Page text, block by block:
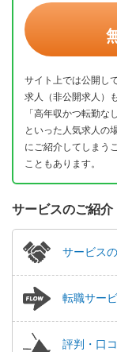
サイト上では公開し
求人（非公開求人）
「高年収かつ転勤な
といった人気求人の
にご紹介してしまう
こともあります。
サービスのご紹介
サービス
転職サー
評判・口